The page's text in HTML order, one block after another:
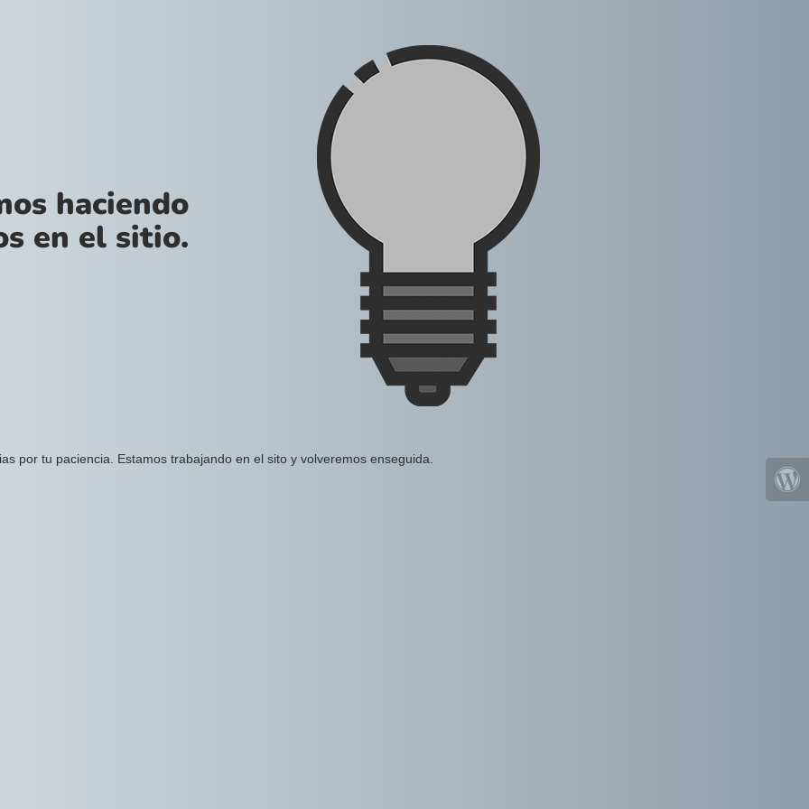
haciendo
en el sitio.
por tu paciencia. Estamos trabajando en el sito y volveremos enseguida.